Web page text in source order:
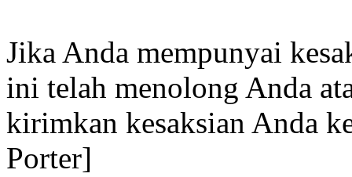
Jika Anda mempunyai
ini telah menolong Anda
kirimkan kesaksian Anda
Porter]